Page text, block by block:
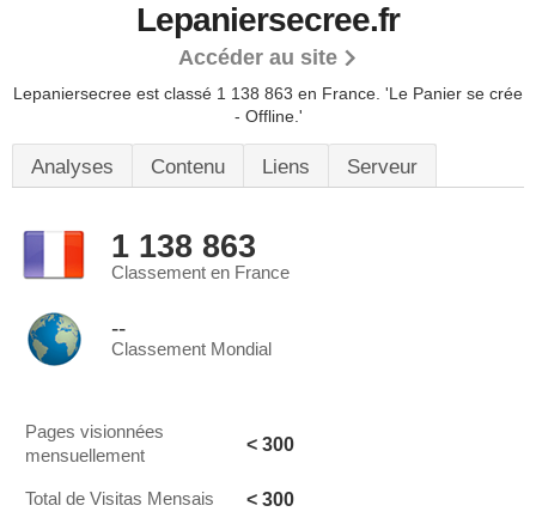
Lepaniersecree.fr
Accéder au site
Lepaniersecree est classé 1 138 863 en France. 'Le Panier se crée
- Offline.'
Analyses Contenu Liens Serveur
1 138 863
Classement en France
--
Classement Mondial
Pages visionnées
mensuellement
< 300
Total de Visitas Mensais < 300